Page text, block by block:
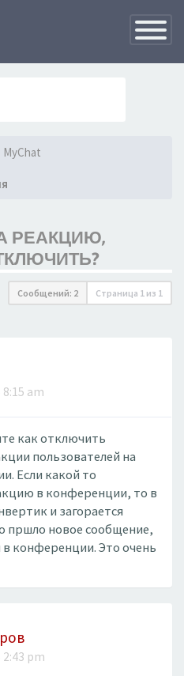
MyChat
РЕАКЦИЮ,
Сообщений: 2 Страница 1 из 1
am
как отключить
пользователей на
Если какой то
в конференции, то в
и загорается
пршло новое сообщение,
в конференции. Это очень
2:43 pm